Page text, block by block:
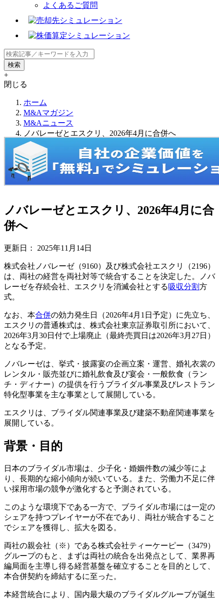
よくあるご質問
+
閉じる
ホーム
M&Aマガジン
M&Aニュース
ノバレーゼとエスクリ、2026年4月に合併へ
ノバレーゼとエスクリ、2026年4月に合
併へ
更新日： 2025年11月14日
株式会社ノバレーゼ（9160）及び株式会社エスクリ（2196）
は、両社の経営を両社対等で統合することを決定した。ノバ
レーゼを存続会社、エスクリを消滅会社とする吸収分割方
式。
なお、本合併の効力発生日（2026年4月1日予定）に先立ち、
エスクリの普通株式は、株式会社東京証券取引所において、
2026年3月30日付で上場廃止（最終売買日は2026年3月27日）
となる予定。
ノバレーゼは、挙式・披露宴の企画立案・運営、婚礼衣裳の
レンタル・販売並びに婚礼飲食及び宴会・一般飲食（ラン
チ・ディナー）の提供を行うブライダル事業及びレストラン
特化型事業を主な事業として展開している。
エスクリは、ブライダル関連事業及び建築不動産関連事業を
展開している。
背景・目的
日本のブライダル市場は、少子化・婚姻件数の減少等によ
り、長期的な縮小傾向が続いている。また、労働力不足に伴
い採用市場の競争が激化すると予測されている。
このような環境下である一方で、ブライダル市場には一定の
シェアを持つプレイヤーが不在であり、両社が統合すること
でシェアを獲得し、拡大を図る。
両社の親会社（※）である株式会社ティーケーピー（3479）
グループのもと、まずは両社の統合を出発点として、業界再
編局面を主導し得る経営基盤を確立することを目的として、
本合併契約を締結するに至った。
本経営統合により、国内最大級のブライダルグループが誕生